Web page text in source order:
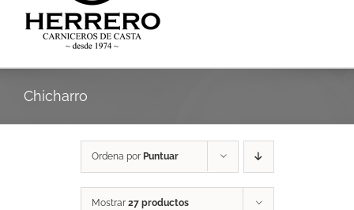
Chicharro
Ordena por Puntuar
Mostrar 27 productos